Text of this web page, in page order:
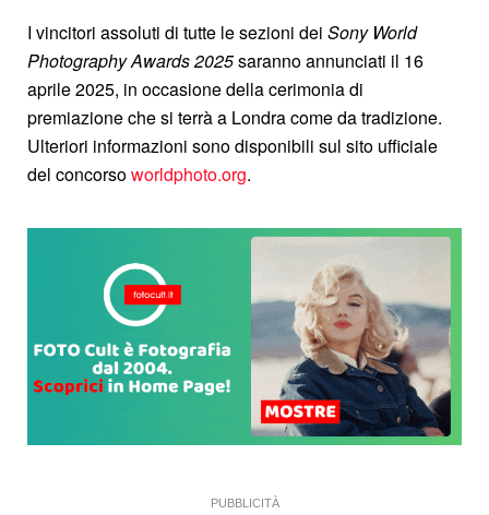
I vincitori assoluti di tutte le sezioni dei Sony World
Photography Awards2025saranno annunciati il 16
aprile 2025, in occasione della cerimonia di
premiazione che si terrà a Londra come da tradizione.
Ulteriori informazioni sono disponibili sul sito ufficiale
del concorsoworldphoto.org.
PUBBLICITÀ